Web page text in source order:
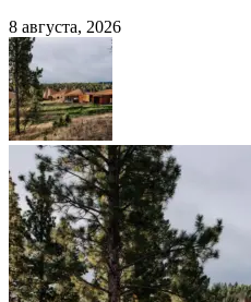
8 августа, 2026